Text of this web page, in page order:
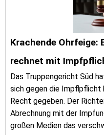
Krachende Ohrfeige:
rechnet mit
Das Truppengericht Süd
sich gegen die Impflpflicht
Recht gegeben. Der
Abrechnung mit der
großen Medien das